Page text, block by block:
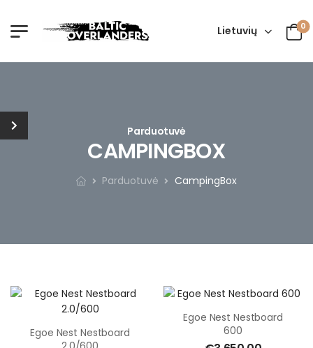
Lietuvių 0
Parduotuvė
CAMPINGBOX
Parduotuvė CampingBox
Egoe Nest Nestboard
Egoe Nest Nestboard
600